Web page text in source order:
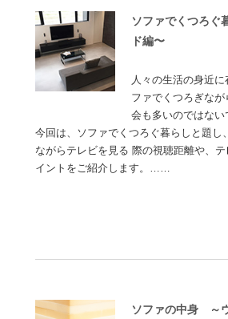
ソファでくつろぐ
ド編〜
人々の生活の身近
ファでくつろぎな
会も多いのではない
今回は、ソファでくつろぐ暮らしと題し
ながらテレビを見る 際の視聴距離や、
イントをご紹介します。……
ソファの中身 ～